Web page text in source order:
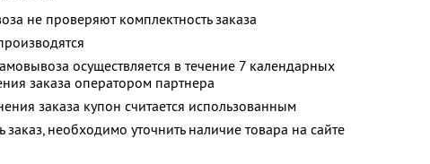
не проверяют комплектность заказа
осуществляется в течение 7 календарных
заказа оператором партнера
заказа купон считается использованным
необходимо уточнить наличие товара на сайте